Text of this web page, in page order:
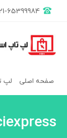
65399984
صفحه اصلی لپ
Tag: